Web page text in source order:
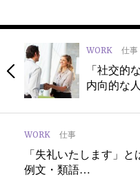
WORK 仕事
「社交的
内向的な
WORK 仕事
「失礼いたします」と
例文・類語…